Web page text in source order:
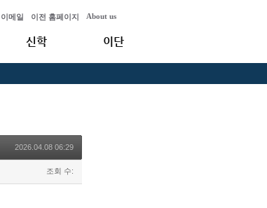
이메일 이전 홈페이지 About us
신학 이단
2026.04.08 06:29
조회 수: